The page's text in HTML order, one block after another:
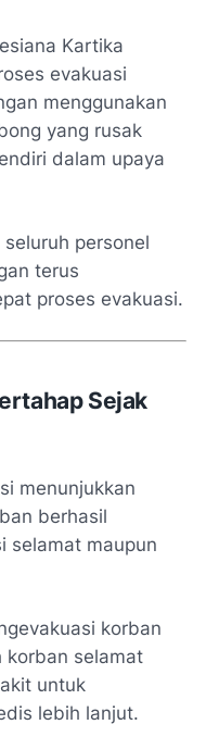
Kartika
evakuasi
menggunakan
yang rusak
dalam upaya
personel
terus
proses evakuasi.
Sejak
menunjukkan
berhasil
selamat maupun
korban
korban selamat
untuk
lebih lanjut.